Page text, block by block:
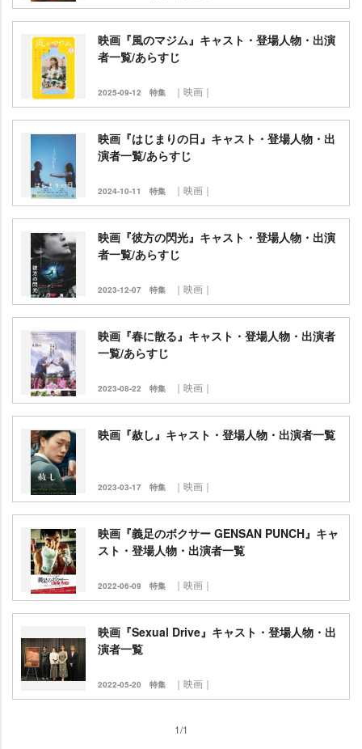
映画『風のマジム』キャスト・登場人物・出演
者一覧/あらすじ
2025-09-12 特集 ｜映画｜
映画『はじまりの日』キャスト・登場人物・出
演者一覧/あらすじ
2024-10-11 特集 ｜映画｜
映画『彼方の閃光』キャスト・登場人物・出演
者一覧/あらすじ
2023-12-07 特集 ｜映画｜
映画『春に散る』キャスト・登場人物・出演者
一覧/あらすじ
2023-08-22 特集 ｜映画｜
映画『赦し』キャスト・登場人物・出演者一覧
2023-03-17 特集 ｜映画｜
映画『義足のボクサー GENSAN PUNCH』キャ
スト・登場人物・出演者一覧
2022-06-09 特集 ｜映画｜
映画『Sexual Drive』キャスト・登場人物・出
演者一覧
2022-05-20 特集 ｜映画｜
1/1